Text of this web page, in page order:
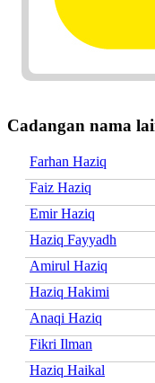
Cadangan nama
Farhan Haziq
Faiz Haziq
Emir Haziq
Haziq Fayyadh
Amirul Haziq
Haziq Hakimi
Anaqi Haziq
Fikri Ilman
Haziq Haikal